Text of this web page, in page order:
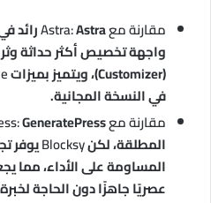
مقارنة مع Astra:Astra رائد في السرعة، لكن
واجهة تخصيص أكثر حداثة
(Customizer)، ويتميز بميزات
في النسخة المجانية.
مقارنة مع GeneratePress:
المطلقة، لكنBlocksyيوفر
المساومة على الأداء، مما
عصريًا جاهزًا دون الحاجة